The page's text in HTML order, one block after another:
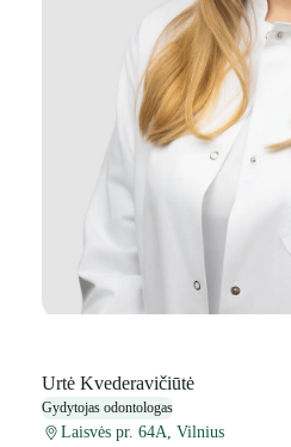
Urtė Kvederavičiūtė
Gydytojas odontologas
Laisvės pr. 64A, Vilnius